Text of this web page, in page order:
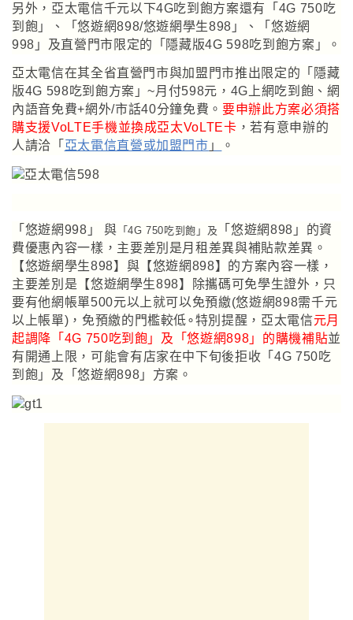
另外 ，亞太電信千元以下4G吃到飽方案還有 「 4G 750吃
到飽 」、 「悠遊網898/悠遊網學生898 」、「悠遊網
998」及直營門市限定的
「 隱藏版4G 598吃到飽方案 」 。
亞太電信在其全省直營門市與加盟門市推出限定的「隱藏
版4G 598吃到飽方案」~月付598元，4G上網吃到飽 、網
內語音免費+網外/市話40分鐘免費 。 要申辦此方案必須搭
購支援VoLTE手機並換成亞太VoLTE卡 ，若有意申辦的
人請洽「 亞太電信直營或加盟門市 」 。
「悠遊網998 」 與 「4G 750吃到飽 」及 「悠遊網898 」的資
費優惠內容一樣 ，主要差別是月租差異與補貼款差異 。
【悠遊網學生898】與【悠遊網898】的方案內容一樣，
主要差別是【悠遊網學生898】除攜碼可免學生證外，只
要有他網帳單500元以上就可以免預繳(悠遊網898需千元
以上帳單)，免預繳的門檻較低∘特別提醒 ，亞太電信元月
起調降 「4G 750吃到飽」及 「悠遊網898 」的購機補貼並
有開通上限 ，可能會有店家在中下旬後拒收 「4G 750吃
到飽」及 「悠遊網898」方案。